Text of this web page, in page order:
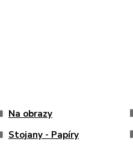
Na obrazy
Stojany - Papíry